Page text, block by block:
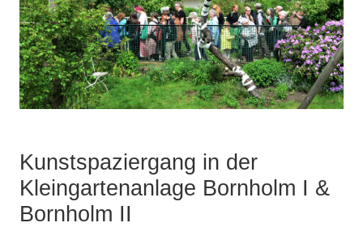
Kunstspaziergang in der
Kleingartenanlage Bornholm I &
Bornholm II